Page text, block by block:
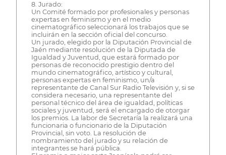
8. Jurado:
Un Comité formado por profesionales y personas
expertas en feminismo y en el medio
cinematográfico seleccionará los trabajos que se
incluirán en la sección oficial del concurso.
Un jurado, elegido por la Diputación Provincial de
Jaén mediante resolución de la Diputada de
Igualdad y Juventud, que estará formado por
personas de reconocido prestigio dentro del
mundo cinematográfico, artístico y cultural,
personas expertas en feminismo, un/a
representante de Canal Sur Radio Televisión y, si se
considera necesario, una representante del
personal técnico del área de igualdad, políticas
sociales y juventud, será el encargado de otorgar
los premios. La labor de Secretaría la realizará una
funcionaria o funcionario de la Diputación
Provincial, sin voto. La resolución de
nombramiento del jurado y su relación de
integrantes se hará pública.